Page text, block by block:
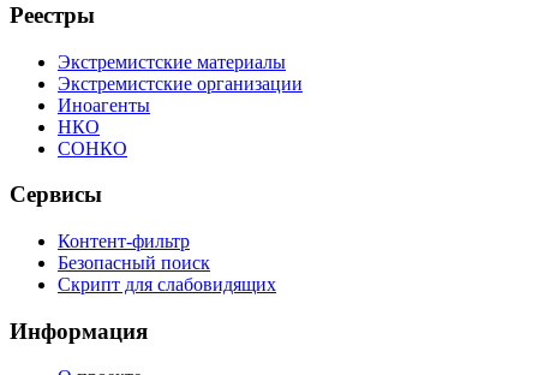
Реестры
Экстремистские материалы
Экстремистские организации
Иноагенты
НКО
СОНКО
Сервисы
Контент-фильтр
Безопасный поиск
Скрипт для слабовидящих
Информация